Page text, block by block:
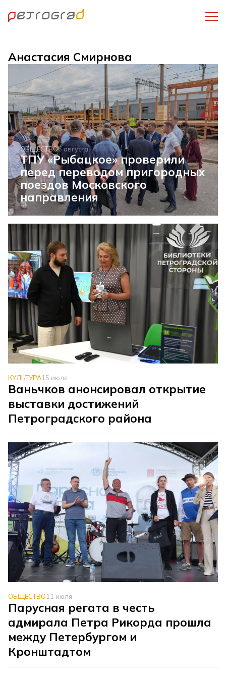
Анастасия Смирнова
ОБЩЕСТВО6 августа
ТПУ «Рыбацкое» проверили
перед переводом пригородных
поездов Московского
направления
КУЛЬТУРА15 июля
Ваньчков анонсировал открытие
выставки достижений
Петроградского района
ОБЩЕСТВО11 июля
Парусная регата в честь
адмирала Петра Рикорда прошла
между Петербургом и
Кронштадтом